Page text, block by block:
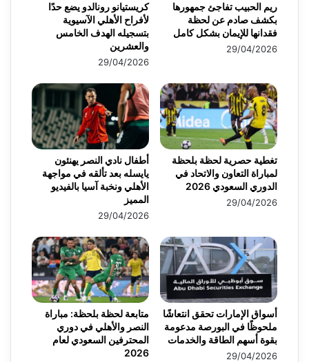
كريستيانو رونالدو يضع حدًا
لأفراح الأهلي الآسيوية
بتسجيله الهدف الخامس
والعشرين
29/04/2026
ريم الحبيب تفاجئ جمهورها
بكشف صادم عن لحظة
فقدانها للإيمان بشكل كامل
29/04/2026
أطفال نادي النصر يهنئون
يايسله بعد تألقه في مواجهة
الأهلي ونخبة آسيا بالفيديو
المميز
29/04/2026
تغطية حصرية لحظة بلحظة
لمباراة التعاون والاتحاد في
الدوري السعودي 2026
29/04/2026
متابعة لحظة بلحظة: مباراة
النصر والأهلي في دوري
المحترفين السعودي لعام
2026
أسواق الإمارات تحقق انتعاشًا
ملحوظًا في البورصة مدعومة
بقوة أسهم الطاقة والخدمات
29/04/2026